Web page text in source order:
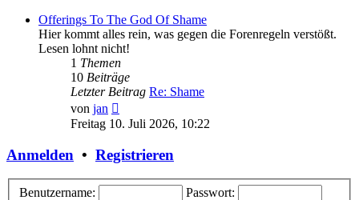
Offerings To The God Of Shame
Hier kommt alles rein, was gegen die Forenregeln verstößt.
Lesen lohnt nicht!
1 Themen
10 Beiträge
Letzter Beitrag Re: Shame
von jan
Beitrag
Freitag 10. Juli 2026, 10:22
Anmelden • Registrieren
Benutzername:
Passwort: